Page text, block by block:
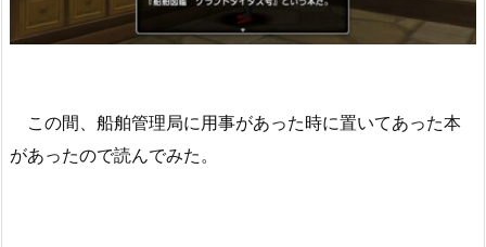
この間、船舶管理局に用事があった時に置いてあった本
があったので読んでみた。